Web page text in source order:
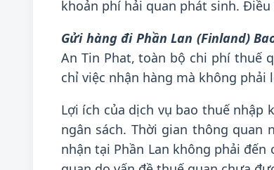
khoản phí hải quan phát sinh.
Gửi hàng đi Phần Lan (Finland)
An Tin Phat, toàn bộ chi phí thuế
chỉ việc nhận hàng mà không
Lợi ích của dịch vụ bao thuế nhập
ngân sách. Thời gian thông quan
nhận tại Phần Lan không phải